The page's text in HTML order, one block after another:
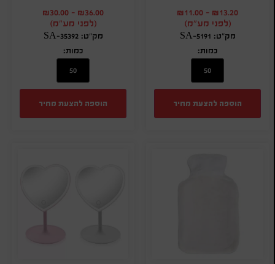
₪13.20
-
₪11.00
(לפני מע"מ)
מק"ט: SA-5191
כמות:
הוספה להצעת מחיר
₪36.00
-
₪30.00
(לפני מע"מ)
מק"ט: SA-35392
כמות:
הוספה להצעת מחיר